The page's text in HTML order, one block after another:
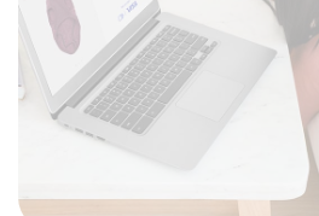
Nuestros patrocinios y